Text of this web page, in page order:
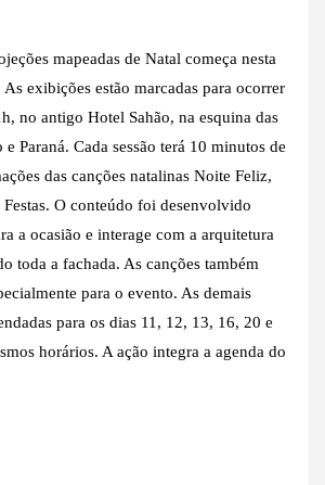
mapeadas de Natal começa nesta
exibições estão marcadas para ocorrer
no antigo Hotel Sahão, na esquina das
e Paraná. Cada sessão terá 10 minutos de
das canções natalinas Noite Feliz,
Festas. O conteúdo foi desenvolvido
a ocasião e interage com a arquitetura
toda a fachada. As canções também
para o evento. As demais
para os dias 11, 12, 13, 16, 20 e
horários. A ação integra a agenda do